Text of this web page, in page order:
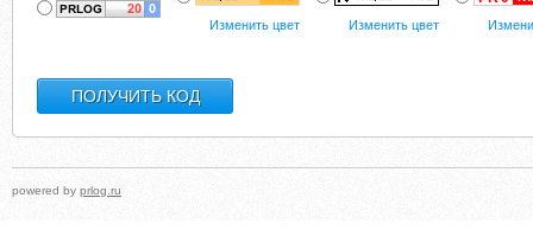
Изменить цвет Изменить цвет
powered by prlog.ru